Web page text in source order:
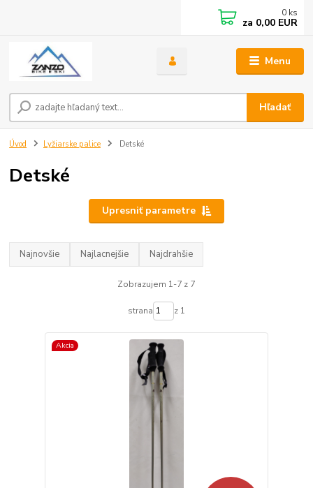
Menu
Hľadať
0 ks
za 0,00 EUR
Úvod Lyžiarske palice Detské
Detské
Upresniť parametre
Najnovšie Najlacnejšie Najdrahšie
Zobrazujem 1-7 z 7
strana z 1
Akcia